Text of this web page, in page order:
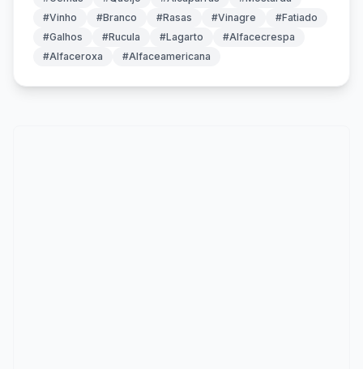
#Vinho
#Branco #Rasas #Vinagre
#Fatiado
#Galhos
#Rucula #Lagarto
#Alfacecrespa
#Alfaceroxa
#Alfaceamericana